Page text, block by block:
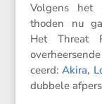
Volgens het
thoden nu
Het Threat
ceerd:Akira,
dubbele